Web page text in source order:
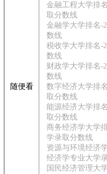
随便看
金融工程大学排
取分数线
金融学大学排名-
数线
税收学大学排名-
数线
财政学大学排名-
数线
数字经济大学排
取分数线
能源经济大学排
取分数线
商务经济学大学
学录取分数线
资源与环境经济
经济学专业大学
国民经济管理大